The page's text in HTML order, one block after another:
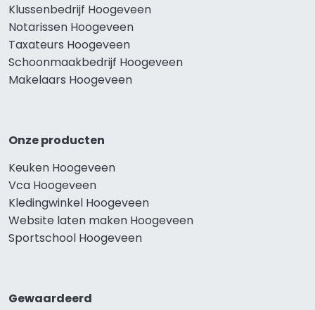
Klussenbedrijf Hoogeveen
Notarissen Hoogeveen
Taxateurs Hoogeveen
Schoonmaakbedrijf Hoogeveen
Makelaars Hoogeveen
Onze producten
Keuken Hoogeveen
Vca Hoogeveen
Kledingwinkel Hoogeveen
Website laten maken Hoogeveen
Sportschool Hoogeveen
Gewaardeerd